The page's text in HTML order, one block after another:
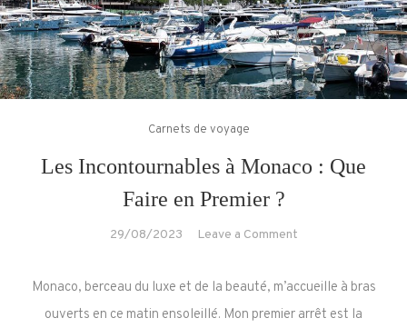
Carnets de voyage
Les Incontournables à Monaco : Que
Faire en Premier ?
29/08/2023 Leave a Commenton
Incontournables
Monaco, berceau du luxe et de la beauté, m’accueille à bras
ouverts en ce matin ensoleillé. Mon premier arrêt est la